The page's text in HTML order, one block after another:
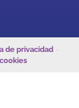
de privacidad·